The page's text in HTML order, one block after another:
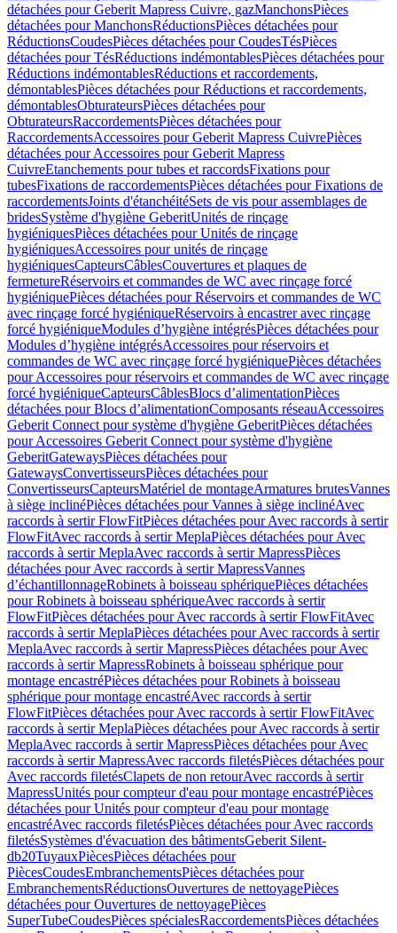
détachées pour Geberit Mapress Cuivre, gazManchonsPièces
détachées pour ManchonsRéductionsPièces détachées pour
RéductionsCoudesPièces détachées pour CoudesTésPièces
détachées pour TésRéductions indémontablesPièces détachées pour
Réductions indémontablesRéductions et raccordements,
démontablesPièces détachées pour Réductions et raccordements,
démontablesObturateursPièces détachées pour
ObturateursRaccordementsPièces détachées pour
RaccordementsAccessoires pour Geberit Mapress CuivrePièces
détachées pour Accessoires pour Geberit Mapress
CuivreEtanchements pour tubes et raccordsFixations pour
tubesFixations de raccordementsPièces détachées pour Fixations de
raccordementsJoints d'étanchéitéSets de vis pour assemblages de
bridesSystème d'hygiène GeberitUnités de rinçage
hygiéniquesPièces détachées pour Unités de rinçage
hygiéniquesAccessoires pour unités de rinçage
hygiéniquesCapteursCâblesCouvertures et plaques de
fermetureRéservoirs et commandes de WC avec rinçage forcé
hygiéniquePièces détachées pour Réservoirs et commandes de WC
avec rinçage forcé hygiéniqueRéservoirs à encastrer avec rinçage
forcé hygiéniqueModules d’hygiène intégrésPièces détachées pour
Modules d’hygiène intégrésAccessoires pour réservoirs et
commandes de WC avec rinçage forcé hygiéniquePièces détachées
pour Accessoires pour réservoirs et commandes de WC avec rinçage
forcé hygiéniqueCapteursCâblesBlocs d’alimentationPièces
détachées pour Blocs d’alimentationComposants réseauAccessoires
Geberit Connect pour système d'hygiène GeberitPièces détachées
pour Accessoires Geberit Connect pour système d'hygiène
GeberitGatewaysPièces détachées pour
GatewaysConvertisseursPièces détachées pour
ConvertisseursCapteursMatériel de montageArmatures brutesVannes
à siège inclinéPièces détachées pour Vannes à siège inclinéAvec
raccords à sertir FlowFitPièces détachées pour Avec raccords à sertir
FlowFitAvec raccords à sertir MeplaPièces détachées pour Avec
raccords à sertir MeplaAvec raccords à sertir MapressPièces
détachées pour Avec raccords à sertir MapressVannes
d’échantillonnageRobinets à boisseau sphériquePièces détachées
pour Robinets à boisseau sphériqueAvec raccords à sertir
FlowFitPièces détachées pour Avec raccords à sertir FlowFitAvec
raccords à sertir MeplaPièces détachées pour Avec raccords à sertir
MeplaAvec raccords à sertir MapressPièces détachées pour Avec
raccords à sertir MapressRobinets à boisseau sphérique pour
montage encastréPièces détachées pour Robinets à boisseau
sphérique pour montage encastréAvec raccords à sertir
FlowFitPièces détachées pour Avec raccords à sertir FlowFitAvec
raccords à sertir MeplaPièces détachées pour Avec raccords à sertir
MeplaAvec raccords à sertir MapressPièces détachées pour Avec
raccords à sertir MapressAvec raccords filetésPièces détachées pour
Avec raccords filetésClapets de non retourAvec raccords à sertir
MapressUnités pour compteur d'eau pour montage encastréPièces
détachées pour Unités pour compteur d'eau pour montage
encastréAvec raccords filetésPièces détachées pour Avec raccords
filetésSystèmes d'évacuation des bâtimentsGeberit Silent-
db20TuyauxPiècesPièces détachées pour
PiècesCoudesEmbranchementsPièces détachées pour
EmbranchementsRéductionsOuvertures de nettoyagePièces
détachées pour Ouvertures de nettoyagePièces
SuperTubeCoudesPièces spécialesRaccordementsPièces détachées